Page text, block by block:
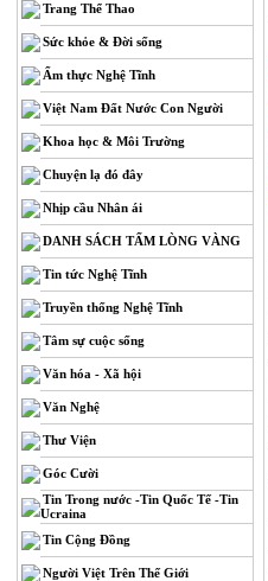
Trang Thể Thao
Sức khỏe & Đời sống
Ẩm thực Nghệ Tĩnh
Việt Nam Đất Nước Con Người
Khoa học & Môi Trường
Chuyện lạ đó đây
Nhịp cầu Nhân ái
DANH SÁCH TẤM LÒNG VÀNG
Tin tức Nghệ Tĩnh
Truyền thống Nghệ Tĩnh
Tâm sự cuộc sống
Văn hóa - Xã hội
Văn Nghệ
Thư Viện
Góc Cười
Tin Trong nước -Tin Quốc Tế -Tin
Ucraina
Tin Cộng Đồng
Người Việt Trên Thế Giới